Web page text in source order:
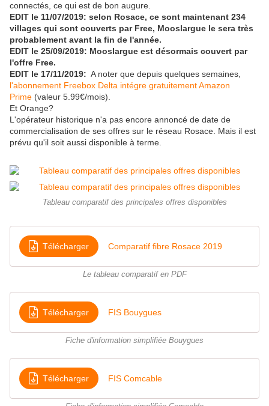
connectés, ce qui est de bon augure.
EDIT le 11/07/2019: selon Rosace, ce sont maintenant 234
villages qui sont couverts par Free, Mooslargue le sera très
probablement avant la fin de l'année.
EDIT le 25/09/2019: Mooslargue est désormais couvert par
l'offre Free.
EDIT le 17/11/2019: A noter que depuis quelques semaines,
l'abonnement Freebox Delta intégre gratuitement Amazon
Prime (valeur 5.99€/mois).
Et Orange?
L'opérateur historique n'a pas encore annoncé de date de
commercialisation de ses offres sur le réseau Rosace. Mais il est
prévu qu'il soit aussi disponible à terme.
Tableau comparatif des principales offres disponibles
Télécharger Comparatif fibre Rosace 2019
Le tableau comparatif en PDF
Télécharger FIS Bouygues
Fiche d'information simplifiée Bouygues
Télécharger FIS Comcable